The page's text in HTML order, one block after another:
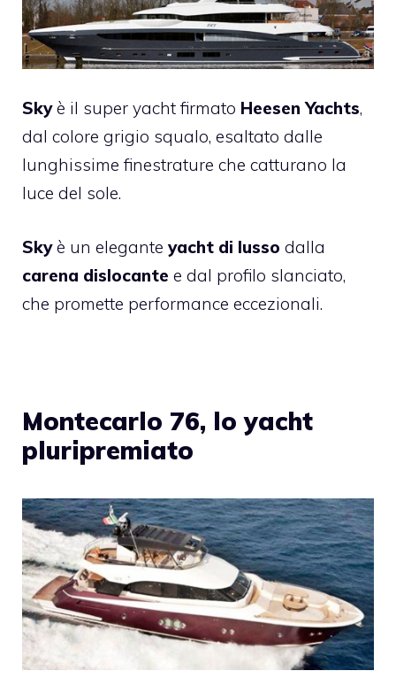
Skyè il super yacht firmato Heesen Yachts,
dal colore grigio squalo, esaltato dalle
lunghissime finestrature che catturano la
luce del sole.
Skyè un elegante yacht di lusso dalla
carena dislocante e dal profilo slanciato,
che promette performance eccezionali.
Montecarlo 76, lo yacht
pluripremiato